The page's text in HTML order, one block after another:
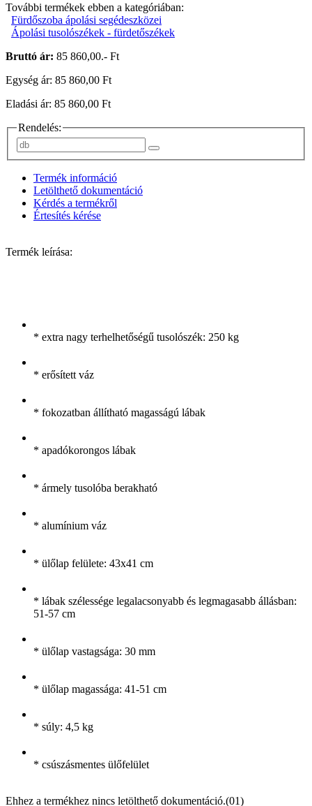
További termékek ebben a kategóriában:
Fürdőszoba ápolási segédeszközei
Ápolási tusolószékek - fürdetőszékek
Bruttó ár: 85 860,00.- Ft
Egység ár: 85 860,00 Ft
Eladási ár: 85 860,00 Ft
Rendelés:
Termék információ
Letölthető dokumentáció
Kérdés a termékről
Értesítés kérése
Termék leírása:
* extra nagy terhelhetőségű tusolószék: 250 kg
* erősített váz
* fokozatban állítható magasságú lábak
* apadókorongos lábak
* ármely tusolóba berakható
* alumínium váz
* ülőlap felülete: 43x41 cm
* lábak szélessége legalacsonyabb és legmagasabb állásban:
51-57 cm
* ülőlap vastagsága: 30 mm
* ülőlap magassága: 41-51 cm
* súly: 4,5 kg
* csúszásmentes ülőfelület
Ehhez a termékhez nincs letölthető dokumentáció.(01)